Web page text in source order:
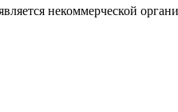
некоммерческой